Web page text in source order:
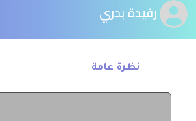
رفيدة بدري
نظرة عامة